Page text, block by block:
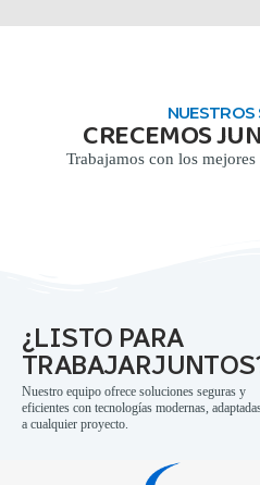
NUESTROS
CRECEMOS
Trabajamos con los
¿LISTO PARA
Nuestro equipo ofrece soluciones seguras y
eficientes con tecnologías modernas,
a cualquier proyecto.